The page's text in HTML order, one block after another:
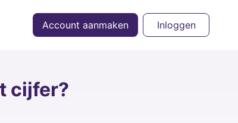
Account aanmaken Inloggen
cijfer?